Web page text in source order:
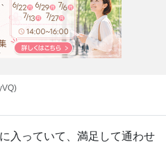
入っていて、満足して通わせ